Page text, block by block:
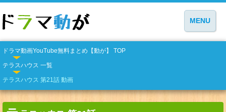
MENU
ドラマ動画YouTube無料まとめ【動が】 TOP
テラスハウス 一覧
テラスハウス 第21話 動画